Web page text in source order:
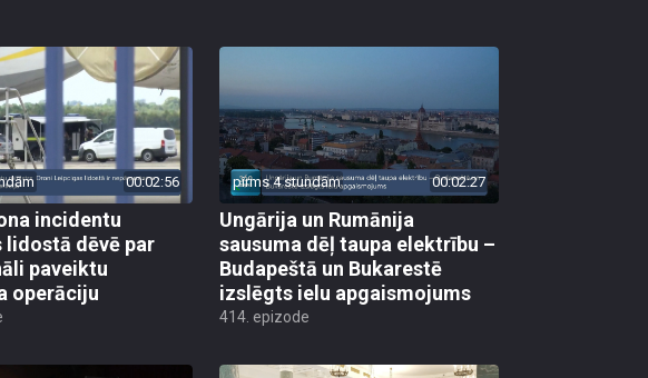
00:02:56
incidentu
lidostā dēvē par
paveiktu
operāciju
pirms 4 stundām 00:02:27
Ungārija un Rumānija
sausuma dēļ taupa elektrību –
Budapeštā un Bukarestē
izslēgts ielu apgaismojums
414. epizode